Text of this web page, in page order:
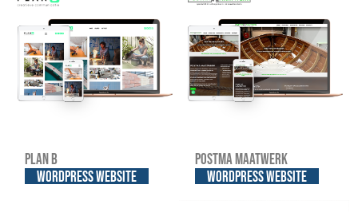
Plan B
WordPress website
Postma Maatwerk
WordPress website